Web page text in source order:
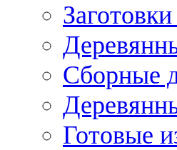
Сборные
Готовые